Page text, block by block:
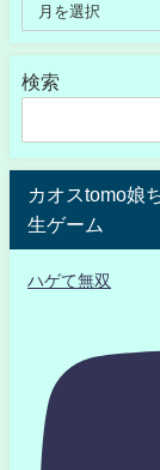
検索
カオスtomo娘
生ゲーム
ハゲて無双